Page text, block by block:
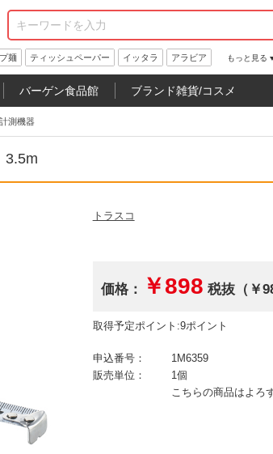
麺 ティッシュペーパー イッタラ アラビア もっと見る
バーゲン食品館 ブランド雑貨/コスメ
測機器
3.5m
トラスコ
価格： ￥898 税抜（￥
取得予定ポイント:9ポイント
申込番号：
1M6359
販売単位：
1個
こちらの商品はよろ